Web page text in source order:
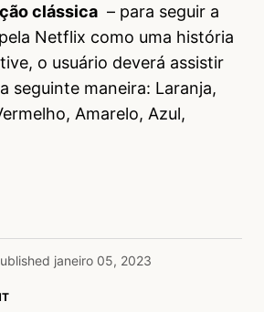
clássica – para seguir a
Netflix como uma história
o usuário deverá assistir
seguinte maneira: Laranja,
Amarelo, Azul,
janeiro 05, 2023